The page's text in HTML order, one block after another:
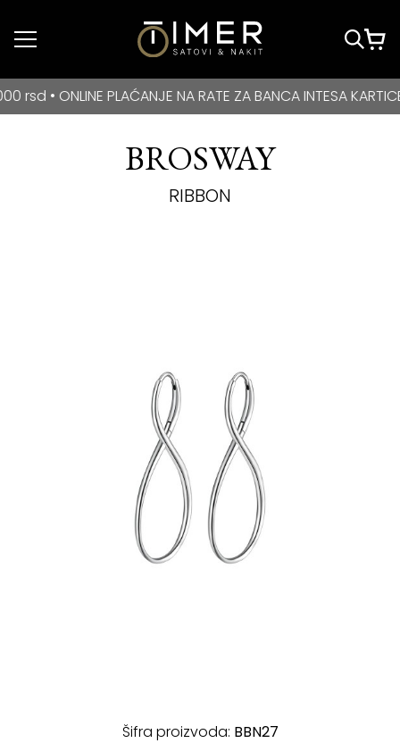
Idi do glavnog
BESPLATNA DOSTAVA za kupovine veće od 3000 rsd •
PLAĆANJE NA RATE ZA BANCA INTESA KARTICE
BROSWAY
RIBBON
Šifra proizvoda: BBN27